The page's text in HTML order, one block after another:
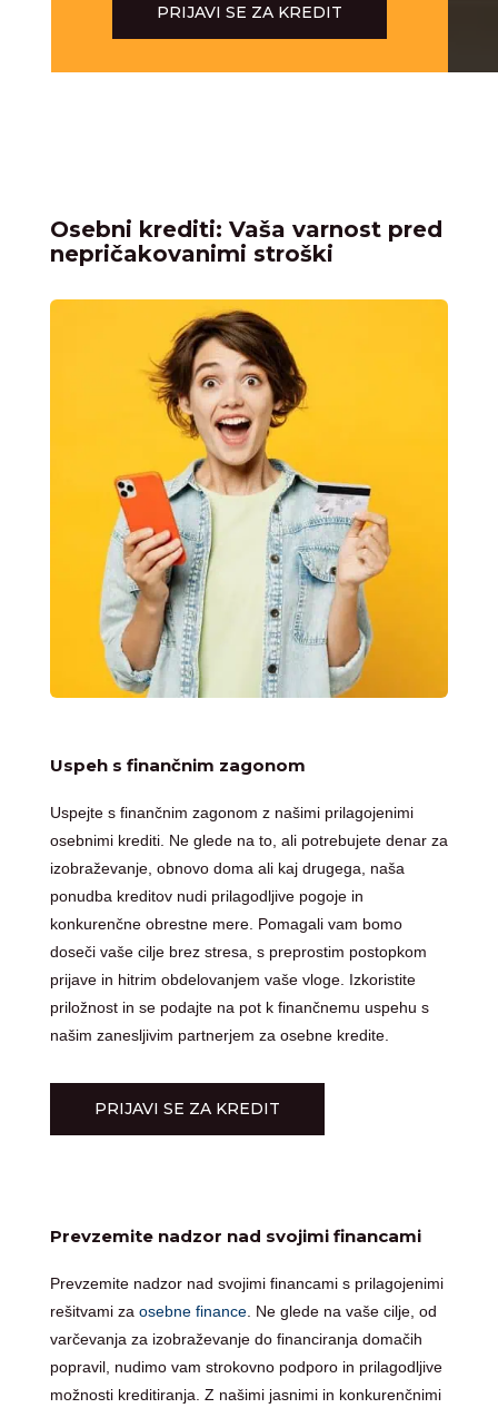
PRIJAVI SE ZA KREDIT
Osebni krediti: Vaša varnost pred
nepričakovanimi stroški
Uspeh s finančnim zagonom
Uspejte s finančnim zagonom z našimi prilagojenimi
osebnimi krediti. Ne glede na to, ali potrebujete denar za
izobraževanje, obnovo doma ali kaj drugega, naša
ponudba kreditov nudi prilagodljive pogoje in
konkurenčne obrestne mere. Pomagali vam bomo
doseči vaše cilje brez stresa, s preprostim postopkom
prijave in hitrim obdelovanjem vaše vloge. Izkoristite
priložnost in se podajte na pot k finančnemu uspehu s
našim zanesljivim partnerjem za osebne kredite.
PRIJAVI SE ZA KREDIT
Prevzemite nadzor nad svojimi financami
Prevzemite nadzor nad svojimi financami s prilagojenimi
rešitvami za osebne finance. Ne glede na vaše cilje, od
varčevanja za izobraževanje do financiranja domačih
popravil, nudimo vam strokovno podporo in prilagodljive
možnosti kreditiranja. Z našimi jasnimi in konkurenčnimi